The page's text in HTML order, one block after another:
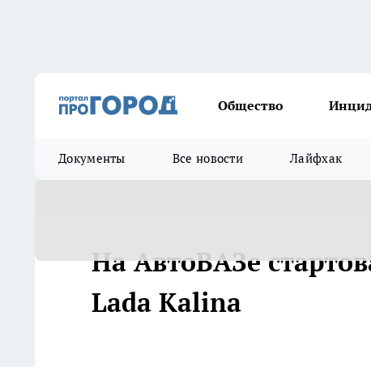
Общество
Документы Все новости Лайфхак
На АвтоВАЗе
Lada Kalina